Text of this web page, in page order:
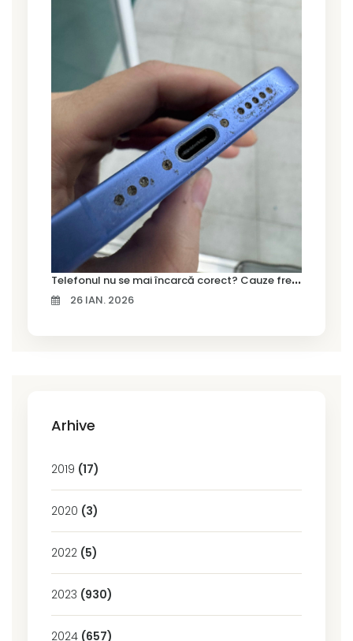
T
elefonul nu se mai încarcă corect? Cauze frecvente și soluții la service în Timișoara
26 IAN. 2026
Arhive
2019 (17)
2020 (3)
2022 (5)
2023 (930)
2024 (657)